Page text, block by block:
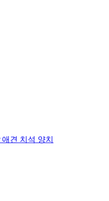
견 치석 양치